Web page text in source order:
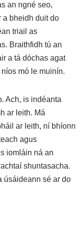
an ngné seo,
a bheidh duit do
triail as
Braithfidh tú an
a tá dóchas agat
mó le muinín.
Ach, is indéanta
ar leith. Má
ar leith, ní bhíonn
agus
iomláin ná an
shuntasacha.
úsáideann sé ar do